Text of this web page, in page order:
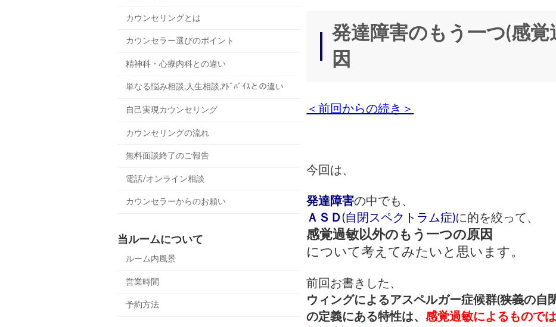
日
時
発達障害のもう一つ(感覚
因
＜前回からの続き＞
今回は、
発達障害の中でも、
ＡＳＤ (自閉スペクトラム症)に的を絞って、
感覚過敏以外のもう一つの原因
について考えてみたいと思います。
前回お書きした、
ウィングによるアスペルガー症候群(狭義の自
の定義にある特性は、感覚過敏によるものでは
カウンセリングとは
カウンセラー選びのポイント
精神科・心療内科との違い
単なる悩み相談,人生相談,ｱﾄﾞﾊﾞｲｽとの違い
自己実現カウンセリング
カウンセリングの流れ
無料面談終了のご報告
電話/オンライン相談
カウンセラーからのお願い
当ルームについて
ルーム内風景
営業時間
予約方法